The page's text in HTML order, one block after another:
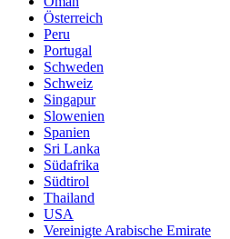
Österreich
Peru
Portugal
Schweden
Schweiz
Singapur
Slowenien
Spanien
Sri Lanka
Südafrika
Südtirol
Thailand
USA
Vereinigte Arabische Emirate